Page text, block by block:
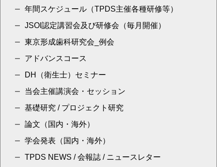
年間スケジュール（TPDS主催各種研修等）
JSOI認定講習会及び研修会（毎月開催）
東京形成歯科研究会_例会
アドバンスコース
DH（衛生士）セミナー
当会主催講演会・セッション
基礎研究 / プロジェクト研究
論文（国内・海外）
学会発表（国内・海外）
TPDS NEWS / 会報誌 / ニュースレター